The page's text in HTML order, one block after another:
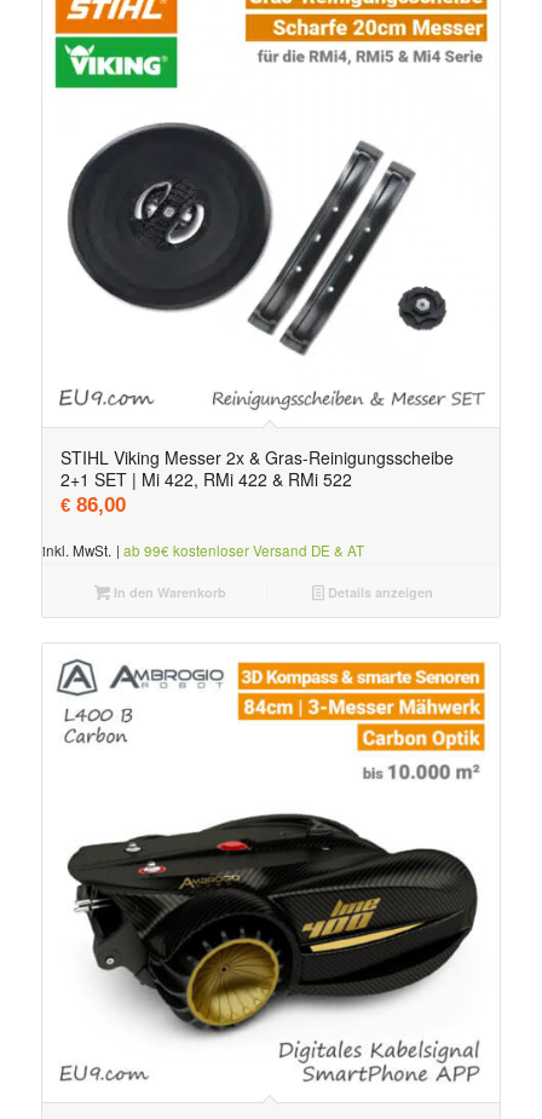
STIHL Viking Messer 2x & Gras-Reinigungsscheibe
2+1 SET | Mi 422, RMi 422 & RMi 522
€86,00
inkl. MwSt. | ab 99€ kostenloser Versand DE & AT
In den Warenkorb Details anzeigen